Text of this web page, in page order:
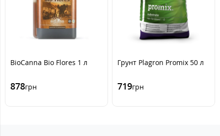
BioCanna Bio Flores 1 л
878грн
Грунт Plagron Promix 50 л
719грн